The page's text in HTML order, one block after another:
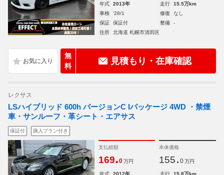
年式 2013年 走行
15.5万km
車検
'28/1 修復
なし
保証
保証付 整備
-
住所
北海道 札幌市清田区
無
料
見積もり・在庫確認
レクサス
LSハイブリッド 600h バージョンC Iパッケージ 4WD ・禁煙
車・サンルーフ・革シート・エアサス
保証付 購入プラン付き
支払総額
169.0 万円
本体価格
155. 0 万円
年式 2012年 走行 15.8万km